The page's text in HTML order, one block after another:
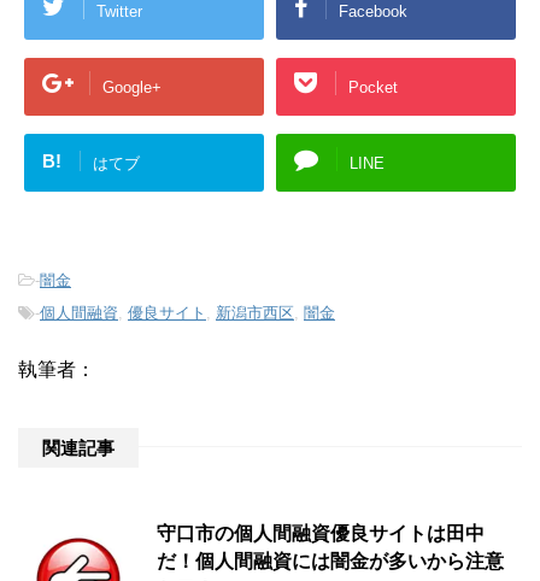
Twitter Facebook
Google+ Pocket
B! はてブ LINE
-闇金
-個人間融資, 優良サイト , 新潟市西区, 闇金
執筆者：
関連記事
守口市の個人間融資優良サイトは田中
だ！個人間融資には闇金が多いから注意